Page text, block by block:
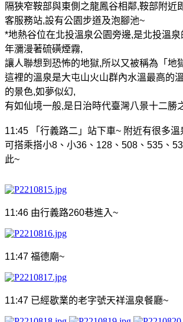
隔狹窄鞍部與東側之龍鳳谷相鄰,鞍部附近
客服務站,設有公園步道及泡腳池~
*地熱谷位在北投溫泉公園旁邊,是北投溫
年瀰漫著硫磺煙霧,
讓人聯想到恐怖的地獄,所以又被稱為「地
這裡的溫泉是大屯山火山群內水溫最高的
的景色,如夢似幻,
有如仙境一般,是日治時代臺灣八景十二勝
11:45 「行義路二」站下車~ 附近有很多溫
可搭乘搭小8 、小36 、 128 、 508 、 535 、
此~
11:46 由行義路260巷進入~
11:47 福德廟~
11:47 已經歇業的老字號天祥溫泉餐廳~